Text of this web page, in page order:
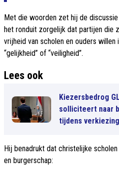
Met die woorden zet hij de
het ronduit zorgelijk dat partijen die
vrijheid van scholen en ouders
“gelijkheid” of “veiligheid”.
Lees ook
Kiezersbedrog
solliciteert naar
tijdens
Hij benadrukt dat christelijke
en burgerschap: